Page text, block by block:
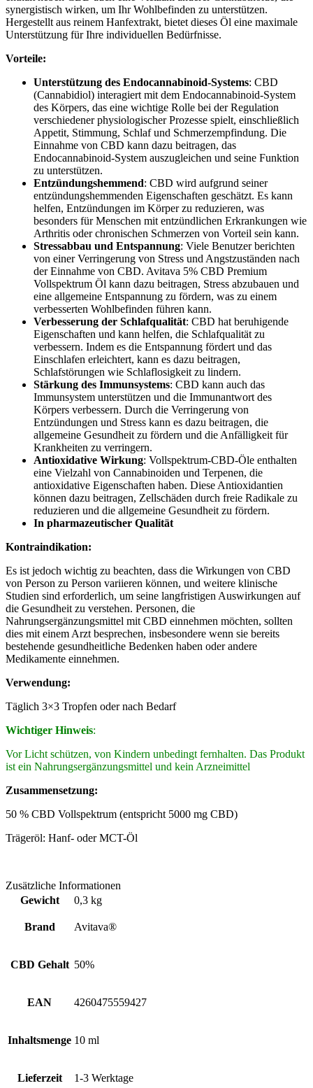
synergistisch wirken, um Ihr Wohlbefinden zu unterstützen.
Hergestellt aus reinem Hanfextrakt, bietet dieses Öl eine maximale
Unterstützung für Ihre individuellen Bedürfnisse.
Vorteile:
Unterstützung des Endocannabinoid-Systems: CBD
(Cannabidiol) interagiert mit dem Endocannabinoid-System
des Körpers, das eine wichtige Rolle bei der Regulation
verschiedener physiologischer Prozesse spielt, einschließlich
Appetit, Stimmung, Schlaf und Schmerzempfindung. Die
Einnahme von CBD kann dazu beitragen, das
Endocannabinoid-System auszugleichen und seine Funktion
zu unterstützen.
Entzündungshemmend: CBD wird aufgrund seiner
entzündungshemmenden Eigenschaften geschätzt. Es kann
helfen, Entzündungen im Körper zu reduzieren, was
besonders für Menschen mit entzündlichen Erkrankungen wie
Arthritis oder chronischen Schmerzen von Vorteil sein kann.
Stressabbau und Entspannung: Viele Benutzer berichten
von einer Verringerung von Stress und Angstzuständen nach
der Einnahme von CBD. Avitava 5% CBD Premium
Vollspektrum Öl kann dazu beitragen, Stress abzubauen und
eine allgemeine Entspannung zu fördern, was zu einem
verbesserten Wohlbefinden führen kann.
Verbesserung der Schlafqualität: CBD hat beruhigende
Eigenschaften und kann helfen, die Schlafqualität zu
verbessern. Indem es die Entspannung fördert und das
Einschlafen erleichtert, kann es dazu beitragen,
Schlafstörungen wie Schlaflosigkeit zu lindern.
Stärkung des Immunsystems: CBD kann auch das
Immunsystem unterstützen und die Immunantwort des
Körpers verbessern. Durch die Verringerung von
Entzündungen und Stress kann es dazu beitragen, die
allgemeine Gesundheit zu fördern und die Anfälligkeit für
Krankheiten zu verringern.
Antioxidative Wirkung: Vollspektrum-CBD-Öle enthalten
eine Vielzahl von Cannabinoiden und Terpenen, die
antioxidative Eigenschaften haben. Diese Antioxidantien
können dazu beitragen, Zellschäden durch freie Radikale zu
reduzieren und die allgemeine Gesundheit zu fördern.
In pharmazeutischer Qualität
Kontraindikation:
Es ist jedoch wichtig zu beachten, dass die Wirkungen von CBD
von Person zu Person variieren können, und weitere klinische
Studien sind erforderlich, um seine langfristigen Auswirkungen auf
die Gesundheit zu verstehen. Personen, die
Nahrungsergänzungsmittel mit CBD einnehmen möchten, sollten
dies mit einem Arzt besprechen, insbesondere wenn sie bereits
bestehende gesundheitliche Bedenken haben oder andere
Medikamente einnehmen.
Verwendung:
Täglich 3×3 Tropfen oder nach Bedarf
Wichtiger Hinweis:
Vor Licht schützen, von Kindern unbedingt fernhalten. Das Produkt
ist ein Nahrungsergänzungsmittel und kein Arzneimittel
Zusammensetzung:
50 % CBD Vollspektrum (entspricht 5000 mg CBD)
Trägeröl: Hanf- oder MCT-Öl
Zusätzliche Informationen
Gewicht
0,3 kg
Brand Avitava®
CBD Gehalt 50%
EAN 4260475559427
Inhaltsmenge 10 ml
Lieferzeit 1-3 Werktage